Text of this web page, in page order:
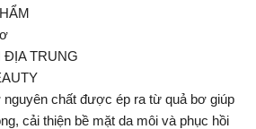
ĐỊA TRUNG
nguyên chất được ép ra từ quả bơ giúp
cải thiện bề mặt da môi và phục hồi